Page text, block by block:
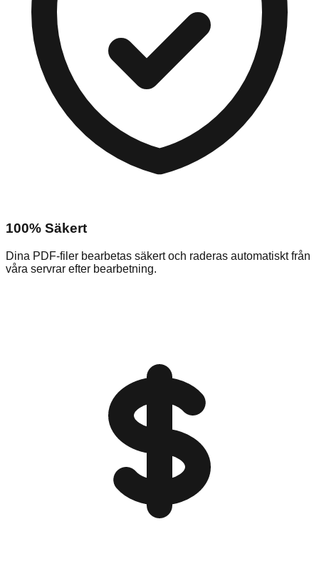
100% Säkert
Dina PDF-filer bearbetas säkert och raderas automatiskt från
våra servrar efter bearbetning.